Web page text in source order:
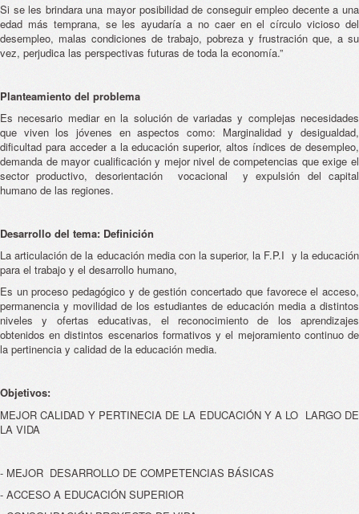
Si se les brindara una mayor posibilidad de conseguir empleo decente a una
edad más temprana, se les ayudaría a no caer en el círculo vicioso del
desempleo, malas condiciones de trabajo, pobreza y frustración que, a su
vez, perjudica las perspectivas futuras de toda la economía.”
Planteamiento del problema
Es necesario mediar en la solución de variadas y complejas necesidades
que viven los jóvenes en aspectos como: Marginalidad y desigualdad,
dificultad para acceder a la educación superior, altos índices de desempleo,
demanda de mayor cualificación y mejor nivel de competencias que exige el
sector productivo, desorientación vocacional y expulsión del capital
humano de las regiones.
Desarrollo del tema: Definición
La articulación de la educación media con la superior, la F.P.I y la educación
para el trabajo y el desarrollo humano,
Es un proceso pedagógico y de gestión concertado que favorece el acceso,
permanencia y movilidad de los estudiantes de educación media a distintos
niveles y ofertas educativas, el reconocimiento de los aprendizajes
obtenidos en distintos escenarios formativos y el mejoramiento continuo de
la pertinencia y calidad de la educación media.
Objetivos:
MEJOR CALIDAD Y PERTINECIA DE LA EDUCACIÓN Y A LO LARGO DE
LA VIDA
- MEJOR DESARROLLO DE COMPETENCIAS BÁSICAS
- ACCESO A EDUCACIÓN SUPERIOR